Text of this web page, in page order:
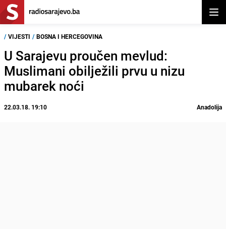
/ VIJESTI / BOSNA I HERCEGOVINA
U Sarajevu proučen mevlud:
Muslimani obilježili prvu u nizu
mubarek noći
22.03.18. 19:10 Anadolija